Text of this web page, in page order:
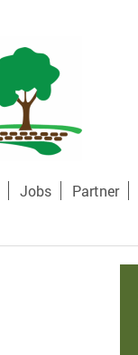
Jobs Partner